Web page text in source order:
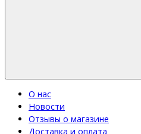
О нас
Новости
Отзывы о магазине
Доставка и оплата